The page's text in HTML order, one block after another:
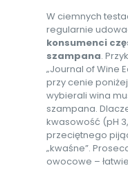
W ciemnych
regularnie
konsumenci
szampana.
„Journal of Wine
przy cenie
wybierali wina
szampana.
kwasowość (pH
przeciętnego
„kwaśne”.
owocowe –